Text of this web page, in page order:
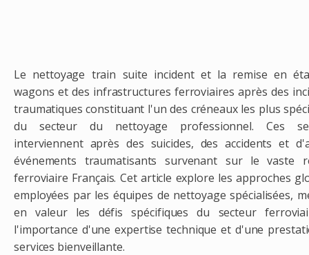
Le nettoyage train suite incident et la remise en
wagons et des infrastructures ferroviaires après des
traumatiques constituant l'un des créneaux les plus
du secteur du nettoyage professionnel. Ces
interviennent après des suicides, des accidents et
événements traumatisants survenant sur le vaste
ferroviaire Français. Cet article explore les approches
employées par les équipes de nettoyage spécialisées,
en valeur les défis spécifiques du secteur
l'importance d'une expertise technique et d'une
services bienveillante.